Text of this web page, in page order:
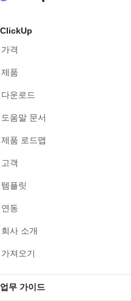
ClickUp
가격
제품
다운로드
도움말 문서
제품 로드맵
고객
템플릿
연동
회사 소개
가져오기
업무 가이드